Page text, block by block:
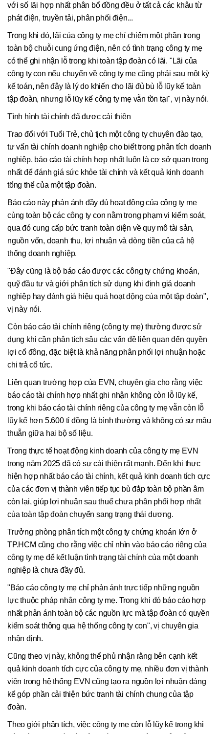
với số lãi hợp nhất phân bổ đồng đều ở tất cả các khâu từ
phát điện, truyền tải, phân phối điện...
Trong khi đó, lãi của công ty mẹ chỉ chiếm một phần trong
toàn bộ chuỗi cung ứng điện, nên có tình trạng công ty mẹ
có thể ghi nhận lỗ trong khi toàn tập đoàn có lãi. "Lãi của
công ty con nếu chuyển về công ty mẹ cũng phải sau một kỳ
kế toán, nên đây là lý do khiến cho lãi đủ bù lỗ lũy kế toàn
tập đoàn, nhưng lỗ lũy kế công ty mẹ vẫn tồn tại", vị này nói.
Tình hình tài chính đã được cải thiện
Trao đổi với Tuổi Trẻ, chủ tịch một công ty chuyên đào tạo,
tư vấn tài chính doanh nghiệp cho biết trong phân tích doanh
nghiệp, báo cáo tài chính hợp nhất luôn là cơ sở quan trọng
nhất để đánh giá sức khỏe tài chính và kết quả kinh doanh
tổng thể của một tập đoàn.
Báo cáo này phản ánh đầy đủ hoạt động của công ty mẹ
cùng toàn bộ các công ty con nằm trong phạm vi kiểm soát,
qua đó cung cấp bức tranh toàn diện về quy mô tài sản,
nguồn vốn, doanh thu, lợi nhuận và dòng tiền của cả hệ
thống doanh nghiệp.
"Đây cũng là bộ báo cáo được các công ty chứng khoán,
quỹ đầu tư và giới phân tích sử dụng khi định giá doanh
nghiệp hay đánh giá hiệu quả hoạt động của một tập đoàn",
vị này nói.
Còn báo cáo tài chính riêng (công ty mẹ) thường được sử
dụng khi cần phân tích sâu các vấn đề liên quan đến quyền
lợi cổ đông, đặc biệt là khả năng phân phối lợi nhuận hoặc
chi trả cổ tức.
Liên quan trường hợp của EVN, chuyên gia cho rằng việc
báo cáo tài chính hợp nhất ghi nhận không còn lỗ lũy kế,
trong khi báo cáo tài chính riêng của công ty mẹ vẫn còn lỗ
lũy kế hơn 5.600 tỉ đồng là bình thường và không có sự mâu
thuẫn giữa hai bộ số liệu.
Trong thực tế hoạt động kinh doanh của công ty mẹ EVN
trong năm 2025 đã có sự cải thiện rất mạnh. Đến khi thực
hiện hợp nhất báo cáo tài chính, kết quả kinh doanh tích cực
của các đơn vị thành viên tiếp tục bù đắp toàn bộ phần âm
còn lại, giúp lợi nhuận sau thuế chưa phân phối hợp nhất
của toàn tập đoàn chuyển sang trạng thái dương.
Trưởng phòng phân tích một công ty chứng khoán lớn ở
TP.HCM cũng cho rằng việc chỉ nhìn vào báo cáo riêng của
công ty mẹ để kết luận tình trạng tài chính của một doanh
nghiệp là chưa đầy đủ.
"Báo cáo công ty mẹ chỉ phản ánh trực tiếp những nguồn
lực thuộc pháp nhân công ty mẹ. Trong khi đó báo cáo hợp
nhất phản ánh toàn bộ các nguồn lực mà tập đoàn có quyền
kiểm soát thông qua hệ thống công ty con", vị chuyên gia
nhận định.
Cũng theo vị này, không thể phủ nhận rằng bên cạnh kết
quả kinh doanh tích cực của công ty mẹ, nhiều đơn vị thành
viên trong hệ thống EVN cũng tạo ra nguồn lợi nhuận đáng
kể góp phần cải thiện bức tranh tài chính chung của tập
đoàn.
Theo giới phân tích, việc công ty mẹ còn lỗ lũy kế trong khi